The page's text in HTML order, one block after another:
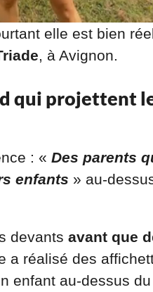
elle est bien
, à Avignon.
qui projettent
: « Des parents
enfants » au-
devants avant que
a réalisé des
enfant au-dessus